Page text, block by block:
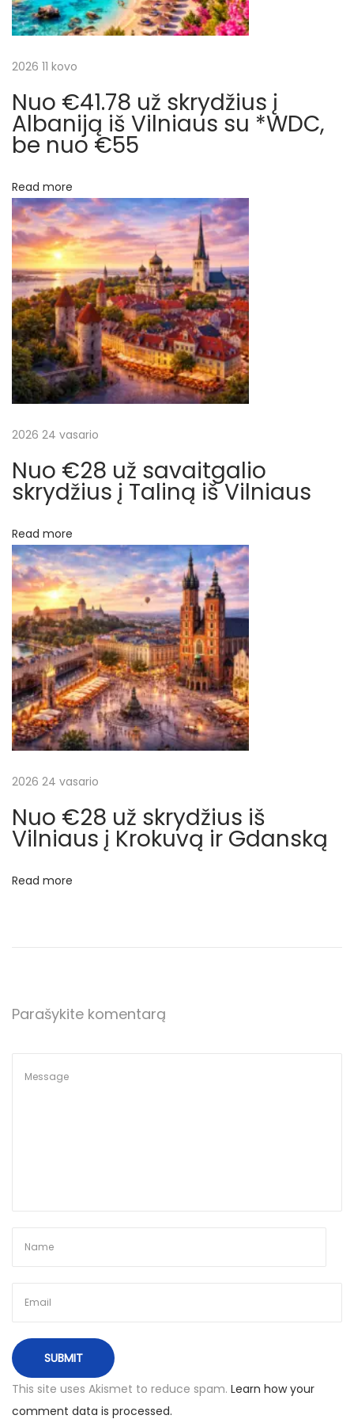
j
a
t
a
r
p
į
r
a
š
ų
i
L
n
k
o
j
,
į
k
a
i
n
ą
į
s
k
a
i
u
t
i
s
k
r
y
d
ž
i
a
+
*
v
v
2026 11 kovo
Nuo €41.78 už skrydžius į
Albaniją iš Vilniaus su *WDC,
be nuo €55
Read more
2026 24 vasario
Nuo €28 už savaitgalio
skrydžius į Taliną iš Vilniaus
Read more
2026 24 vasario
Nuo €28 už skrydžius iš
Vilniaus į Krokuvą ir Gdanską
Read more
Parašykite komentarą
This site uses Akismet to reduce spam. Learn how your
comment data is processed.